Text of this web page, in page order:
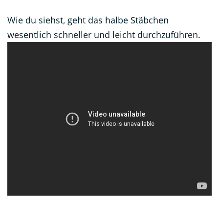
Wie du siehst, geht das halbe Stäbchen
wesentlich schneller und leicht durchzuführen.